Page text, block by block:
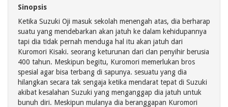
Sinopsis
Ketika Suzuki Oji masuk sekolah menengah atas, dia berharap
suatu yang mendebarkan akan jatuh ke dalam kehidupannya
tapi dia tidak pernah menduga hal itu akan jatuh dari
Kuromori Kisaki. seorang keturunan dari clan penyihir berusia
400 tahun. Meskipun begitu, Kuromori memerlukan bros
spesial agar bisa terbang di sapunya. sesuatu yang dia
hilangkan secara tak sengaja ketika mendarat tepat di Suzuki
akibat kesalahan Suzuki yang menganggap dia jatuh untuk
bunuh diri. Meskipun mulanya dia beranggapan Kuromori